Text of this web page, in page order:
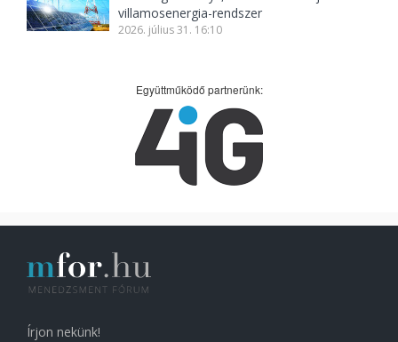
villamosenergia-rendszer
2026. július 31. 16:10
Együttműködő partnerünk:
Írjon nekünk!